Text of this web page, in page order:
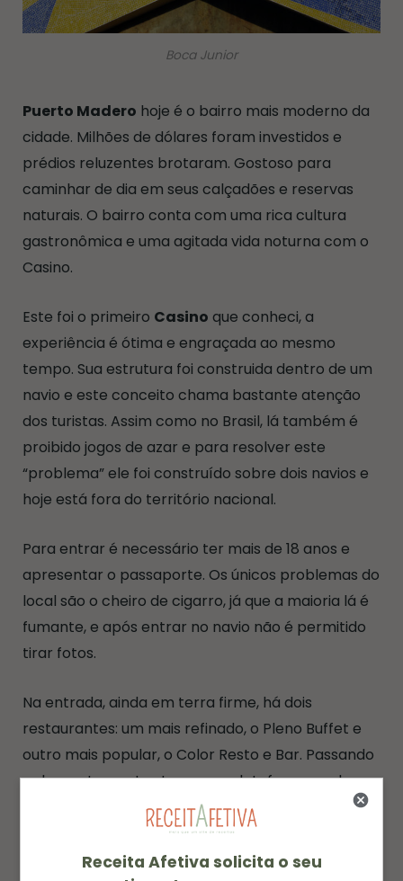
Boca Junior
Puerto Madero hoje é o bairro mais moderno da
cidade. Milhões de dólares foram investidos e
prédios reluzentes brotaram. Gostoso para
caminhar de dia em seus calçadões e reservas
naturais. O bairro conta com uma rica cultura
gastronômica e uma agitada vida noturna com o
Casino.
Este foi o primeiro Casino que conheci, a
experiência é ótima e engraçada ao mesmo
tempo. Sua estrutura foi construida dentro de um
navio e este conceito chama bastante atenção
dos turistas. Assim como no Brasil, lá também é
proibido jogos de azar e para resolver este
“problema” ele foi construído sobre dois navios e
hoje está fora do território nacional.
Para entrar é necessário ter mais de 18 anos e
apresentar o passaporte. Os únicos problemas do
local são o cheiro de cigarro, já que a maioria lá é
fumante, e após entrar no navio não é permitido
tirar fotos.
Na entrada, ainda em terra firme, há dois
restaurantes: um mais refinado, o Pleno Buffet e
outro mais popular, o Color Resto e Bar. Passando
pelos restaurantes tem uma plataforma onde
você irá embarcar no navio. São 3 andares e cada
andar está dividido em 4 áreas.
Receita Afetiva solicita o seu